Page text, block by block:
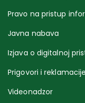
Pravo na pristup
Javna nabava
Izjava o digitalnoj
Prigovori i reklamacije
Videonadzor